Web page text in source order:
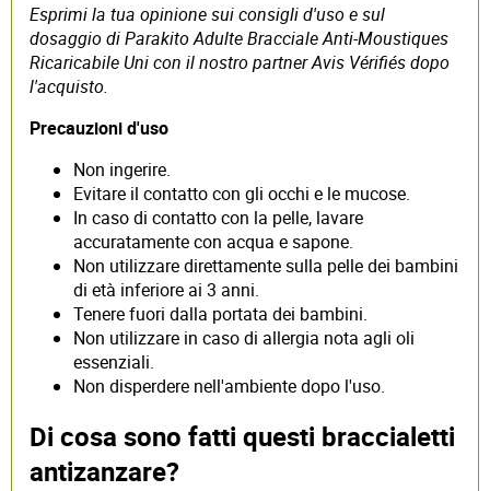
Esprimi la tua opinione sui consigli d'uso e sul
dosaggio di Parakito Adulte Bracciale Anti-Moustiques
Ricaricabile Uni con il nostro partner Avis Vérifiés dopo
l'acquisto.
Precauzioni d'uso
Non ingerire.
Evitare il contatto con gli occhi e le mucose.
In caso di contatto con la pelle, lavare
accuratamente con acqua e sapone.
Non utilizzare direttamente sulla pelle dei bambini
di età inferiore ai 3 anni.
Tenere fuori dalla portata dei bambini.
Non utilizzare in caso di allergia nota agli oli
essenziali.
Non disperdere nell'ambiente dopo l'uso.
Di cosa sono fatti questi braccialetti
antizanzare?